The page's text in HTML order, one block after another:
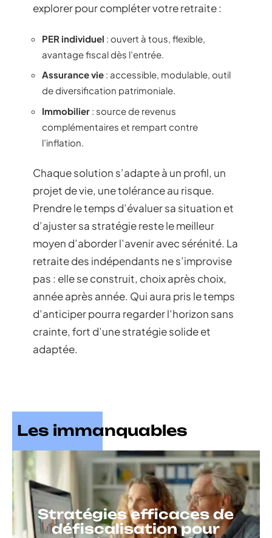
explorer pour compléter votre retraite :
PER individuel : ouvert à tous, flexible,
avantage fiscal dès l’entrée.
Assurance vie : accessible, modulable, outil
de diversification patrimoniale.
Immobilier : source de revenus
complémentaires et rempart contre
l’inflation.
Chaque solution s’adapte à un profil, un
projet de vie, une tolérance au risque.
Prendre le temps d’évaluer sa situation et
d’ajuster sa stratégie reste le meilleur
moyen d’aborder l’avenir avec sérénité. La
retraite des indépendants ne s’improvise
pas : elle se construit, choix après choix,
année après année. Qui aura pris le temps
d’anticiper pourra regarder l’horizon sans
crainte, fort d’une stratégie solide et
adaptée.
Les immanquables
Stratégies efficaces de
défiscalisation pour